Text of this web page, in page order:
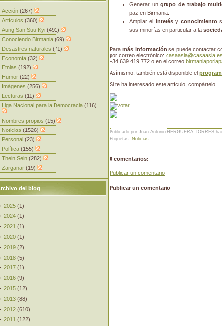
Generar ungrupo de trabajo
paz en Birmania.
Ampliar el interésy conocimiento
sus minorías en particular a la
Paramás información se puede contactar
por correo electrónico: casaasia@casaasia.es
+34 639 419 772 o en el correo
Asímismo, también está disponible el
Si te ha interesado este artículo, compártelo.
Publicado por Juan Antonio HERGUERA TORRES
Etiquetas: Noticias
0 comentarios:
Publicar un comentario
Publicar un comentario
Acción (267)
Artículos (360)
Aung San Suu Kyi (491)
Conociendo Birmania (69)
Desastres naturales (71)
Economía (32)
Etnias (192)
Humor (22)
Imágenes (256)
Lecturas (11)
Liga Nacional para la Democracia (116)
Nombres propios (15)
Noticias (1526)
Personal (23)
Política (155)
Thein Sein (282)
Zarganar (19)
del blog
2025 (1)
2024 (1 )
2021 (1)
2020 (1)
2019 (2)
2018 (5)
2017 (1 )
2016 (9)
2015 (12)
2013 (88)
2012 (610)
2011 (122)